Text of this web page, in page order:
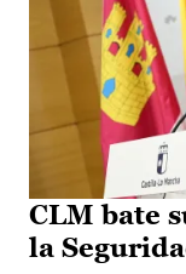
CLM bate
la